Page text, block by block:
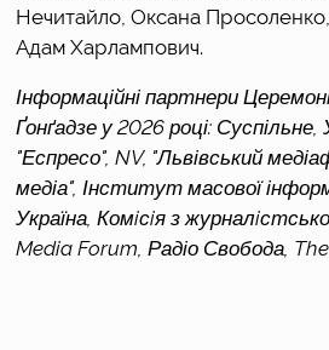
Нечитайло, Оксана
Адам Харлампович.
Інформаційні партнери
Ґонґадзе у 2026 році: Суспільне,
"Еспресо", NV, "Львівський
медіа", Інститут масової
Україна, Комiсiя з
Media Forum, Радіо Свобода,